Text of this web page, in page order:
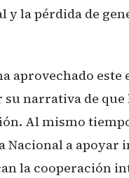
y la pérdida de
aprovechado este
narrativa de que
Al mismo
Nacional a apoyar
la cooperación